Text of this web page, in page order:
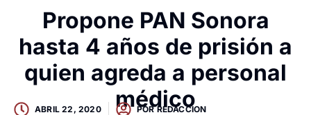
Propone PAN Sonora
hasta 4 años de prisión a
quien agreda a personal
médico
ABRIL 22, 2020 PORREDACCION